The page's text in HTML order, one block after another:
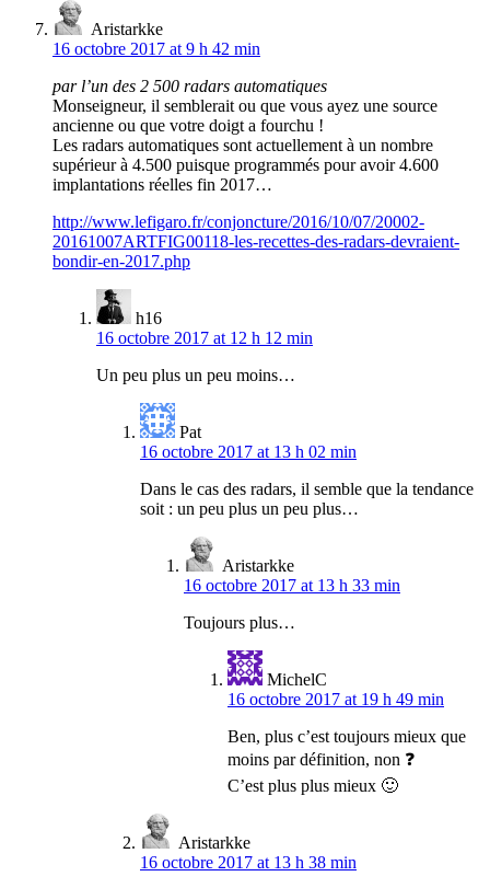
Aristarkke
16 octobre 2017 at 9 h 42 min
par l’un des 2 500 radars automatiques
Monseigneur, il semblerait ou que vous ayez une source
ancienne ou que votre doigt a fourchu !
Les radars automatiques sont actuellement à un nombre
supérieur à 4.500 puisque programmés pour avoir 4.600
implantations réelles fin 2017…
http://www.lefigaro.fr/conjoncture/2016/10/07/20002-
20161007ARTFIG00118-les-recettes-des-radars-devraient-
bondir-en-2017.php
h16
16 octobre 2017 at 12 h 12 min
Un peu plus un peu moins…
Pat
16 octobre 2017 at 13 h 02 min
Dans le cas des radars, il semble que la tendance
soit : un peu plus un peu plus…
Aristarkke
16 octobre 2017 at 13 h 33 min
Toujours plus…
MichelC
16 octobre 2017 at 19 h 49 min
Ben, plus c’est toujours mieux que
moins par définition, non ❓
C’est plus plus mieux 🙂
Aristarkke
16 octobre 2017 at 13 h 38 min